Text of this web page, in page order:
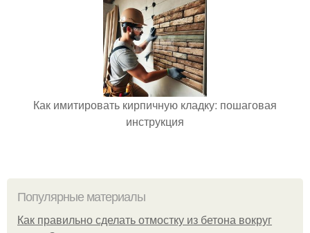
Как имитировать кирпичную кладку: пошаговая
инструкция
Популярные материалы
Как правильно сделать отмостку из бетона вокруг